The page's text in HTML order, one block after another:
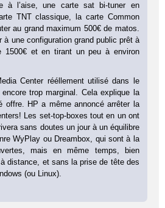
à l’aise, une carte sat bi-tuner en
TNT classique, la carte Common
au grand maximum 500€ de matos.
à une configuration grand public prêt à
1500€ et en tirant un peu à environ
Center rééllement utilisé dans le
trop marginal. Cela explique la
offre. HP a même annoncé arrêter la
Les set-top-boxes tout en un ont
sans doutes un jour à un équilibre
WyPlay ou Dreambox, qui sont à la
mais en même temps, bien
distance, et sans la prise de tête des
(ou Linux).